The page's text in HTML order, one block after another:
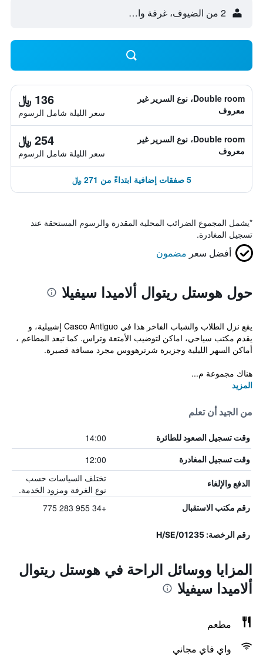
2 من الضيوف، غرفة واحدة
Double room، نوع السرير غير
معروف
136 ﷼
سعر الليلة شامل الرسوم
Double room، نوع السرير غير
معروف
254 ﷼
سعر الليلة شامل الرسوم
5 صفقات إضافية ابتداءً من 271 ﷼
*يشمل المجموع الضرائب المحلية المقدرة والرسوم المستحقة عند
تسجيل المغادرة.
أفضل سعر مضمون
حول هوستل ريتوال ألاميدا سيفيلا
يقع نزل الطلاب والشباب الفاخر هذا في Casco Antiguo إشبيلية، و
يقدم مكتب سياحي، اماكن لتوضيب الأمتعة وتراس. كما تبعد المطاعم ،
أماكن السهر الليلية وجزيرة شرترهووس مجرد مسافة قصيرة.
هناك مجموعة م...
المزيد
من الجيد أن تعلم
وقت تسجيل الصعود للطائرة 14:00
وقت تسجيل المغادرة 12:00
الدفع والإلغاء
تختلف السياسات حسب
نوع الغرفة ومزود الخدمة.
رقم مكتب الاستقبال +34 955 283 775
رقم الرخصة: H/SE/01235
المزايا ووسائل الراحة في هوستل ريتوال
ألاميدا سيفيلا
مطعم
واي فاي مجاني